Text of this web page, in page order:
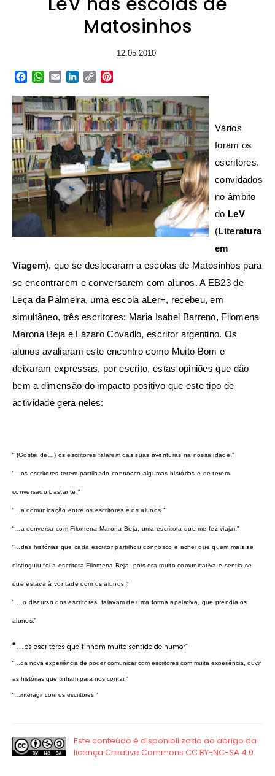
Matosinhos
12.05.2010
Facebook
WhatsApp
EmailLinkedIn
Copy
Vários
foram os
escritores,
convidados
no âmbito
do LeV
(Literatura
em
Viagem), que se deslocaram a escolas de Matosinhos para
se encontrarem e conversarem com alunos. A EB23 de
Leça da Palmeira, uma escola aLer+, recebeu, em
simultâneo, três escritores: Maria Isabel Barreno, Filomena
Marona Beja e Lázaro Covadlo, escritor argentino. Os
alunos avaliaram este encontro como Muito Bom e
deixaram expressas, por escrito, estas opiniões que dão
bem a dimensão do impacto positivo que este tipo de
actividade gera neles:
“ (Gostei de…) os escritores falarem das suas aventuras na nossa idade.”
“…os escritores terem partilhado connosco algumas histórias e de terem
conversado bastante.”
“…a comunicação entre os escritores e os alunos.”
“…a conversa com Filomena Marona Beja, uma escritora que me fez viajar.”
“…das histórias que cada escritor partilhou connosco e achei que quem mais se
distinguiu foi a escritora Filomena Beja, pois era muito comunicativa e sentia-se
que estava à vontade com os alunos.”
“ …o discurso dos escritores, falavam de uma forma apelativa, que prendia os
alunos.”
“…os escritores que tinham muito sentido de humor”
“…da nova experiência de poder comunicar com escritores com muita experiência, ouvir
as histórias que tinham para nos contar.”
“…interagir com os escritores.”